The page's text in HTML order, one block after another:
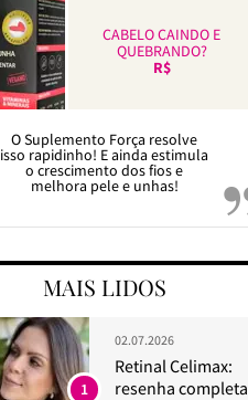
CABELO CAINDO E
QUEBRANDO?
R$
O Suplemento Força resolve
isso rapidinho! E ainda estimula
o crescimento dos fios e
melhora pele e unhas!
MAIS LIDOS
02.07.2026
Retinal Celimax:
resenha completa
1